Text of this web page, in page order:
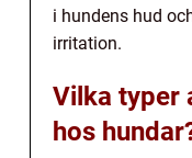
i hundens hud
irritation.
Vilka typer
hos